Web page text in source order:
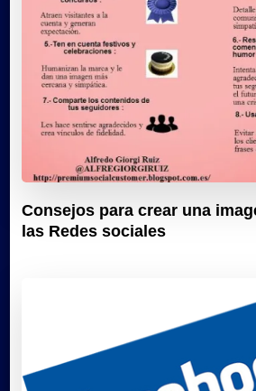
Consejos para crear una
las Redes sociales